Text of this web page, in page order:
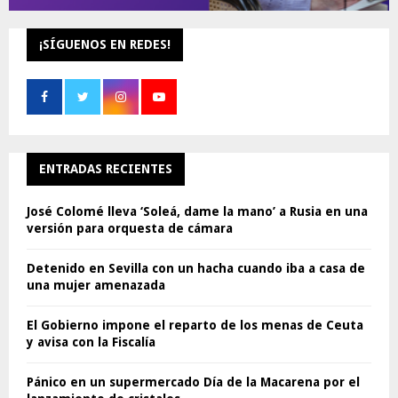
¡SÍGUENOS EN REDES!
ENTRADAS RECIENTES
José Colomé lleva ‘Soleá, dame la mano’ a Rusia en una
versión para orquesta de cámara
Detenido en Sevilla con un hacha cuando iba a casa de
una mujer amenazada
El Gobierno impone el reparto de los menas de Ceuta
y avisa con la Fiscalía
Pánico en un supermercado Día de la Macarena por el